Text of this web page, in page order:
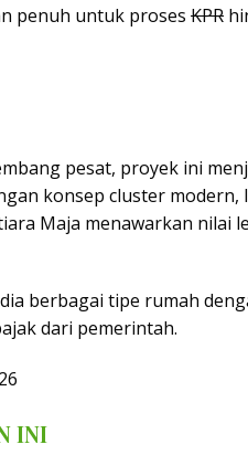
penuh untuk proses KPR
pesat, proyek ini
konsep cluster
Maja menawarkan nilai
berbagai tipe rumah
dari pemerintah.
INI